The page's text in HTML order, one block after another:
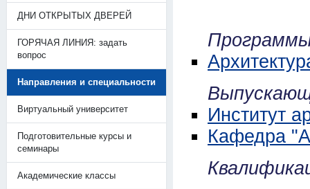
ДНИ ОТКРЫТЫХ ДВЕРЕЙ
ГОРЯЧАЯ ЛИНИЯ: задать
вопрос
Направления и специальности
Виртуальный университет
Подготовительные курсы и
семинары
Академические классы
Институт
Кафедра